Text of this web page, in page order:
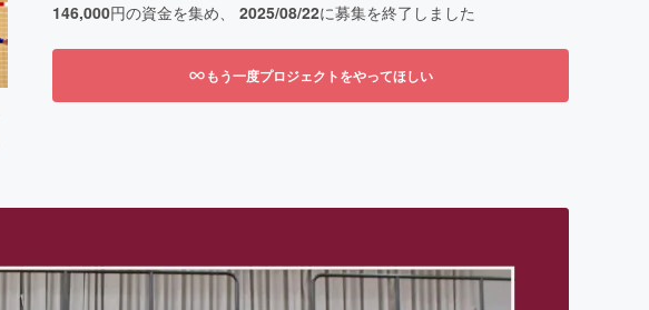
146,000円の資金を集め、 2025/08/22に募集を終了しました
もう一度プロジェクトをやってほしい